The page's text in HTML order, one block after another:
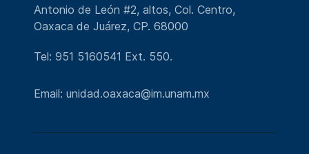
Antonio de León #2, altos, Col. Centro,
Oaxaca de Juárez, CP. 68000
Tel: 951 5160541 Ext. 550.
Email: unidad.oaxaca@im.unam.mx